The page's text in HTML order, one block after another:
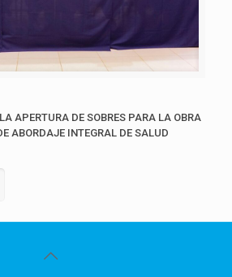
APERTURA DE SOBRES PARA LA OBRA
ABORDAJE INTEGRAL DE SALUD